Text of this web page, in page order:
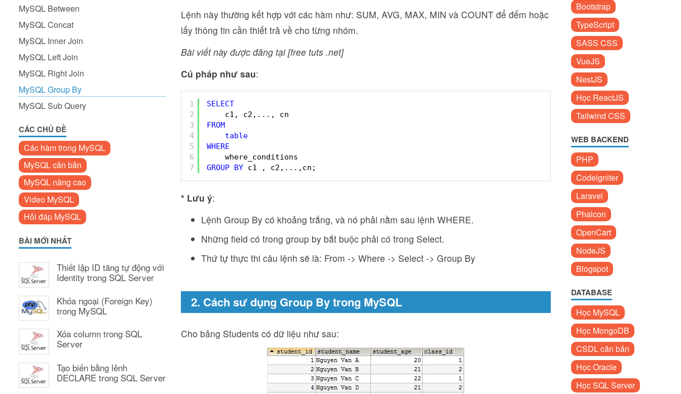
MySQL Between
MySQL Concat
MySQL Inner Join
MySQL Left Join
MySQL Right Join
MySQL Group By
MySQL Sub Query
CÁC CHỦ ĐỀ
Các hàm trong MySQL
MySQL căn bản
MySQL nâng cao
Video MySQL
Hỏi đáp MySQL
BÀI MỚI NHẤT
Thiết lập ID tăng tự động với
Identity trong SQL Server
Khóa ngoại (Foreign Key)
trong MySQL
Xóa column trong SQL
Server
Tạo biến bằng lênh
DECLARE trong SQL Server
Lệnh này thường kết hợp với các hàm như: SUM, AVG, MAX, MIN và COUNT để đếm hoặc
lấy thông tin cần thiết trả về cho từng nhóm.
Bài viết này được đăng tại [free tuts .net]
Cú pháp như sau:
1
2
3
4
5
6
7
SELECT
c1, c2,..., cn
FROM
table
WHERE
where_conditions
GROUP BY c1 , c2,...,cn;
* Lưu ý:
Lệnh Group By có khoảng trắng, và nó phải nằm sau lệnh WHERE.
Những field có trong group by bắt buộc phải có trong Select.
Thứ tự thực thi câu lệnh sẽ là: From -> Where -> Select -> Group By
2. Cách sư dụng Group By trong MySQL
Cho bảng Students có dữ liệu như sau:
Bootstrap
TypeScript
SASS CSS
VueJS
NestJS
Học ReactJS
Tailwind CSS
WEB BACKEND
PHP
Codeigniter
Laravel
Phalcon
OpenCart
NodeJS
Blogspot
DATABASE
Học MySQL
Học MongoDB
CSDL căn bản
Học Oracle
Học SQL Server